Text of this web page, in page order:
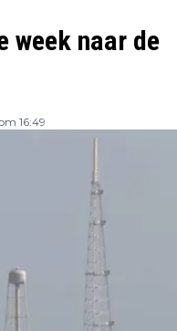
week naar de
16:49